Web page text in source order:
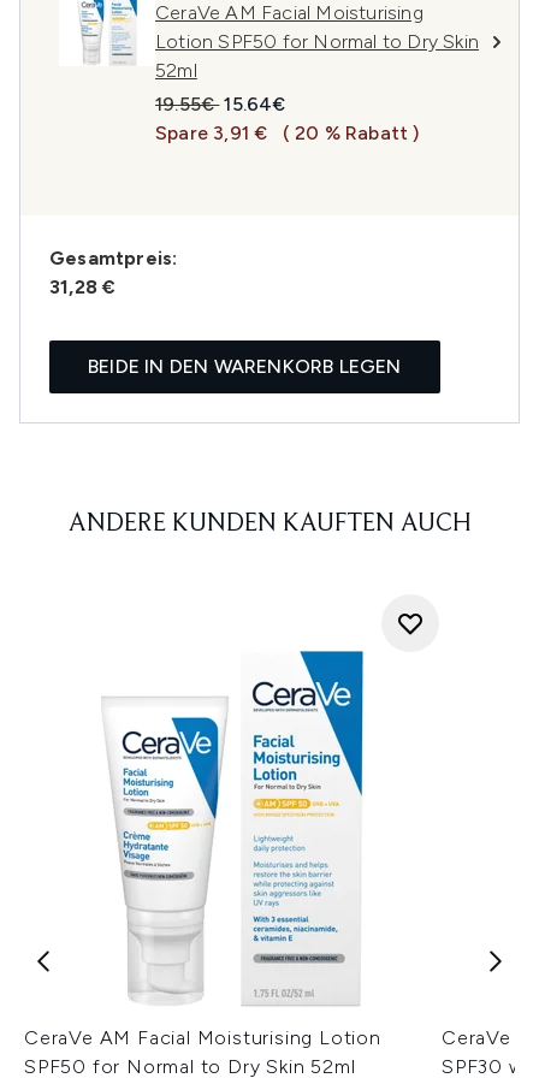
CeraVe AM Facial Moisturising
Lotion SPF50 for Normal to Dry Skin
52ml
Unverbindliche Preisempfehlung:
19.55€Aktueller Preis:
15.64€
Spare 3,91 €
( 20 % Rabatt )
Gesamtpreis:
31,28 €
BEIDE IN DEN WARENKORB LEGEN
ANDERE KUNDEN KAUFTEN AUCH
CeraVe AM Facial Moisturising Lotion
SPF50 for Normal to Dry Skin 52ml
CeraVe
SPF30